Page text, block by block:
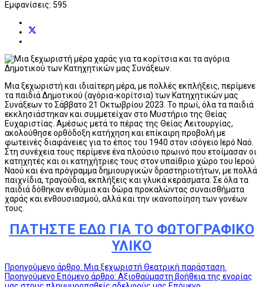
Εμφανίσεις: 595
Μια ξεχωριστή και ιδιαίτερη μέρα, με πολλές εκπλήξεις, περίμενε
τα παιδιά Δημοτικού (αγόρια-κορίτσια) των Κατηχητικών μας
Συνάξεων το Σάββατο 21 Οκτωβρίου 2023. Το πρωί, όλα τα παιδιά
εκκλησιάστηκαν και συμμετείχαν στο Μυστήριο της Θείας
Ευχαριστίας. Αμέσως μετά το πέρας της Θείας Λειτουργίας,
ακολούθησε ορθόδοξη κατήχηση και επίκαιρη προβολή με
φωτεινές διαφάνειες για το έπος του 1940 στον ισόγειο Ιερό Ναό.
Στη συνέχεια τους περίμενε ένα πλούσιο πρωινό που ετοίμασαν οι
κατηχητές και οι κατηχήτριες τους στον υπαίθριο χώρο του Ιερού
Ναού και ένα πρόγραμμα δημιουργικών δραστηριοτήτων, με πολλά
παιχνίδια, τραγούδια, εκπλήξεις και γλυκά κεράσματα. Σε όλα τα
παιδιά δόθηκαν ενθύμια και δώρα προκαλώντας συναισθήματα
χαράς και ενθουσιασμού, αλλά και την ικανοποίηση των γονέων
τους.
ΠΑΤΗΣΤΕ ΕΔΩ ΓΙΑ ΤΟ ΦΩΤΟΓΡΑΦΙΚΟ
ΥΛΙΚΟ
Προηγούμενο άρθρο: Μια ξεχωριστή Θεατρική παράσταση.
Προηγούμενο Επόμενο άρθρο: Αξιοθαύμαστη βοήθεια της ενορίας